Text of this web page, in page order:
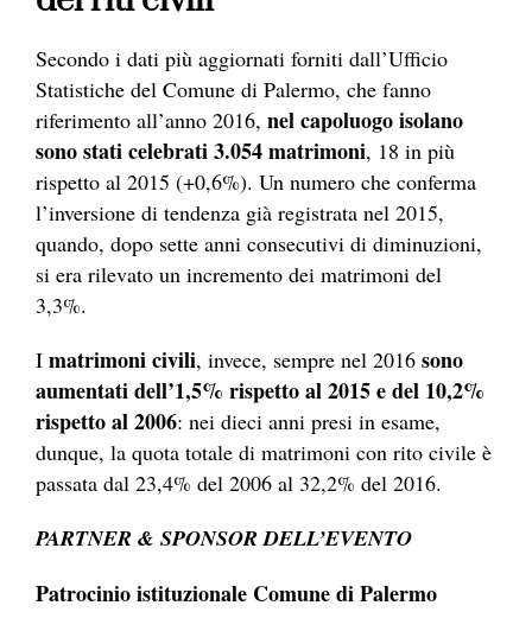
Secondo i dati più aggiornati forniti dall’Ufficio
Statistiche del Comune di Palermo, che fanno
riferimento all’anno 2016, nel capoluogo isolano
sono stati celebrati 3.054 matrimoni, 18 in più
rispetto al 2015 (+0,6%). Un numero che conferma
l’inversione di tendenza già registrata nel 2015,
quando, dopo sette anni consecutivi di diminuzioni,
si era rilevato un incremento dei matrimoni del
3,3%.
I matrimoni civili, invece, sempre nel 2016 sono
aumentati dell’1,5% rispetto al 2015 e del 10,2%
rispetto al 2006: nei dieci anni presi in esame,
dunque, la quota totale di matrimoni con rito civile è
passata dal 23,4% del 2006 al 32,2% del 2016.
PARTNER & SPONSOR DELL’EVENTO
Patrocinio istituzionale Comune di Palermo